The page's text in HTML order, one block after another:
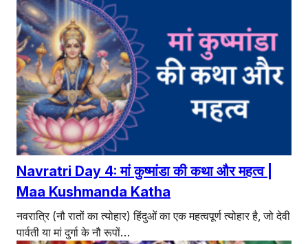
Navratri Day 4: मां कुष्मांडा की कथा और महत्व |
Maa Kushmanda Katha
नवरात्रि (नौ रातों का त्योहार) हिंदुओं का एक महत्वपूर्ण त्योहार है, जो देवी
पार्वती या मां दुर्गा के नौ रूपों…